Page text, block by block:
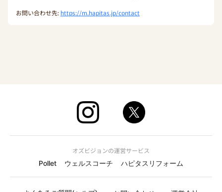
お問い合わせ先: https://m.hapitas.jp/contact
オズビジョンの運営サービス
Pollet
ウェルスコーチ ハピタスリフォーム